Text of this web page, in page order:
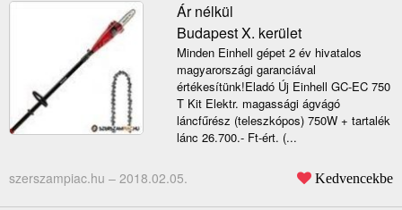
Ár nélkül
Budapest X. kerület
Minden Einhell gépet 2 év hivatalos
magyarországi garanciával
értékesítünk!Eladó Új Einhell GC-EC 750
T Kit Elektr. magassági ágvágó
láncfűrész (teleszkópos) 750W + tartalék
lánc 26.700.- Ft-ért. (...
szerszampiac.hu – 2018.02.05. Kedvencekbe